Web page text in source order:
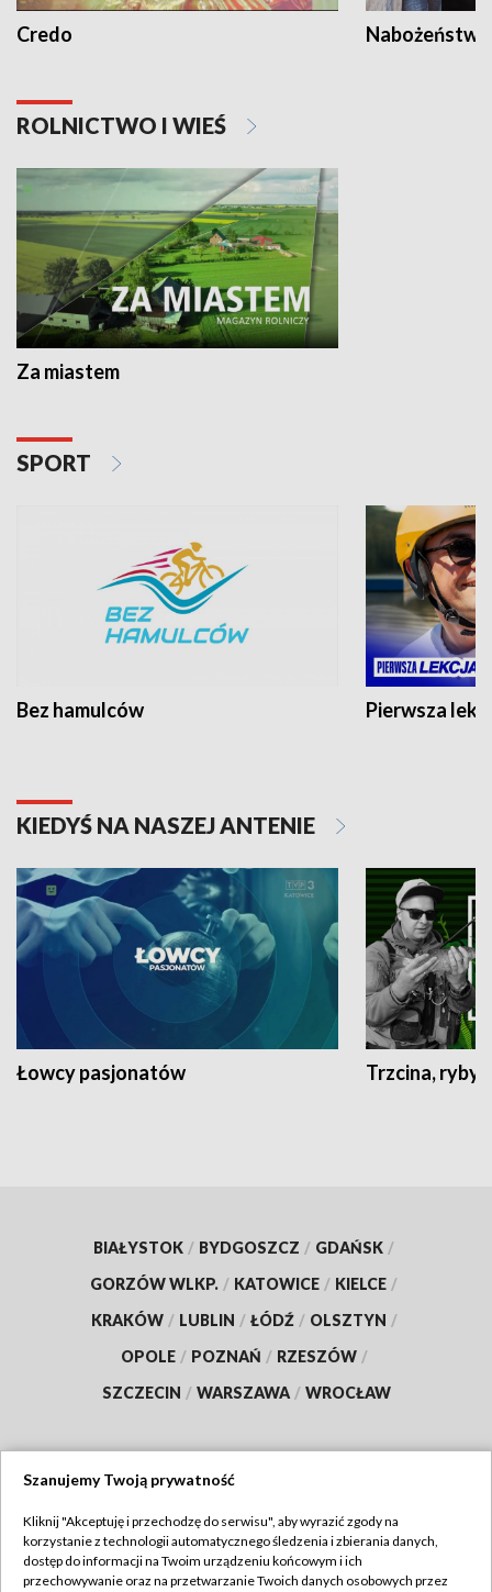
Credo
ROLNICTWO I WIEŚ
Za miastem
SPORT
Bez hamulców Pierwsza
KIEDYŚ NA NASZEJ ANTENIE
Łowcy pasjonatów Trzcina, ryby
BIAŁYSTOK / BYDGOSZCZ / GDAŃSK /
GORZÓW WLKP. / KATOWICE / KIELCE /
KRAKÓW / LUBLIN / ŁÓDŹ / OLSZTYN /
OPOLE / POZNAŃ / RZESZÓW /
SZCZECIN / WARSZAWA / WROCŁAW
TVP
Abonament TVP
Regulamin TVP
Szanujemy Twoją prywatność
Kliknij "Akceptuję i przechodzę do serwisu", aby wyrazić zgody na
korzystanie z technologii automatycznego śledzenia i zbierania danych,
dostęp do informacji na Twoim urządzeniu końcowym i ich
przechowywanie oraz na przetwarzanie Twoich danych osobowych przez